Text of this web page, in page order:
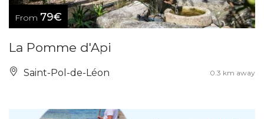
From 79€
La Pomme d'Api
Saint-Pol-de-Léon 0.3 km away